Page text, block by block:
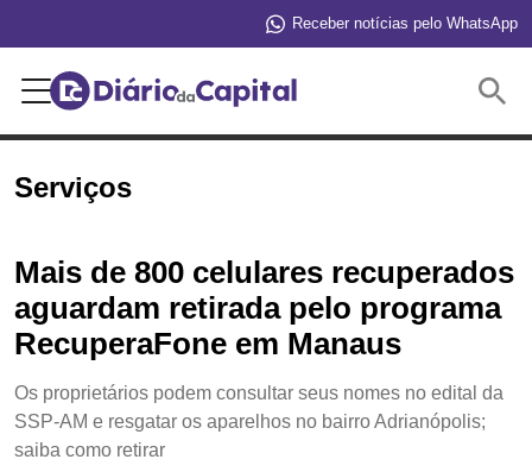
Receber notícias pelo WhatsApp
Serviços
Mais de 800 celulares recuperados
aguardam retirada pelo programa
RecuperaFone em Manaus
Os proprietários podem consultar seus nomes no edital da
SSP-AM e resgatar os aparelhos no bairro Adrianópolis;
saiba como retirar